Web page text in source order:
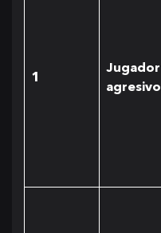
1
Jugador
agresivo